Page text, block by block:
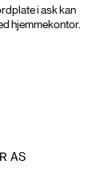
i ask kan
hjemmekontor.
AS